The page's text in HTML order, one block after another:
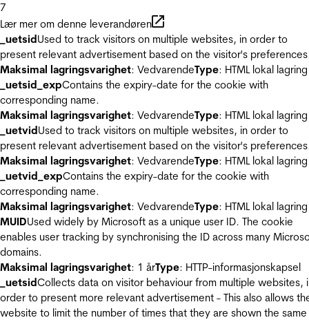
7
Lær mer om denne leverandøren
_uetsidUsed to track visitors on multiple websites, in order to
present relevant advertisement based on the visitor's
Maksimal lagringsvarighet: VedvarendeType: HTML lokal lagring
_uetsid_expContains the expiry-date for the cookie with
corresponding name.
Maksimal lagringsvarighet: VedvarendeType: HTML lokal lagring
_uetvidUsed to track visitors on multiple websites, in order to
present relevant advertisement based on the visitor's
Maksimal lagringsvarighet: VedvarendeType: HTML lokal lagring
_uetvid_expContains the expiry-date for the cookie with
corresponding name.
Maksimal lagringsvarighet: VedvarendeType: HTML lokal lagring
MUIDUsed widely by Microsoft as a unique user ID. The cookie
enables user tracking by synchronising the ID across many
domains.
Maksimal lagringsvarighet: 1 årType: HTTP-informasjonskapsel
_uetsidCollects data on visitor behaviour from multiple websites,
order to present more relevant advertisement - This also allows
website to limit the number of times that they are shown the same